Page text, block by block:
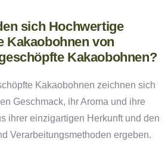
sich Hochwertige
Kakaobohnen von
Kakaobohnen?
Kakaobohnen zeichnen sich
Geschmack, ihr Aroma und ihre
ihrer einzigartigen Herkunft und den
Verarbeitungsmethoden ergeben.